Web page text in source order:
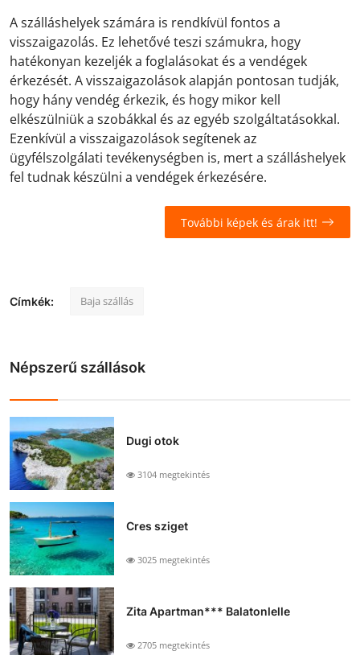
A szálláshelyek számára is rendkívül fontos a
visszaigazolás. Ez lehetővé teszi számukra, hogy
hatékonyan kezeljék a foglalásokat és a vendégek
érkezését. A visszaigazolások alapján pontosan tudják,
hogy hány vendég érkezik, és hogy mikor kell
elkészülniük a szobákkal és az egyéb szolgáltatásokkal.
Ezenkívül a visszaigazolások segítenek az
ügyfélszolgálati tevékenységben is, mert a szálláshelyek
fel tudnak készülni a vendégek érkezésére.
További képek és árak itt!
Címkék: Baja szállás
Népszerű szállások
Dugi otok
3104 megtekintés
Cres sziget
3025 megtekintés
Zita Apartman*** Balatonlelle
2705 megtekintés